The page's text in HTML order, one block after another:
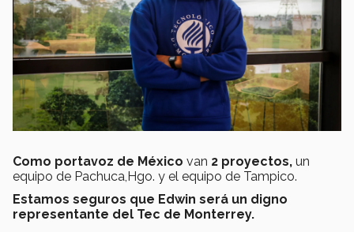
Como portavoz de México van 2 proyectos, un
equipo de Pachuca,Hgo. y el equipo de Tampico.
Estamos seguros que Edwin será un digno
representante del Tec de Monterrey.